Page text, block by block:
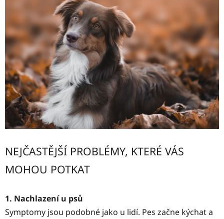
NEJČASTĚJŠÍ PROBLÉMY, KTERÉ VÁS
MOHOU POTKAT
1. Nachlazení u psů
Symptomy jsou podobné jako u lidí. Pes začne kýchat a